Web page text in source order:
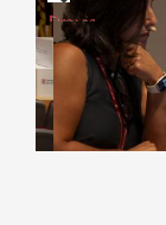
Previous